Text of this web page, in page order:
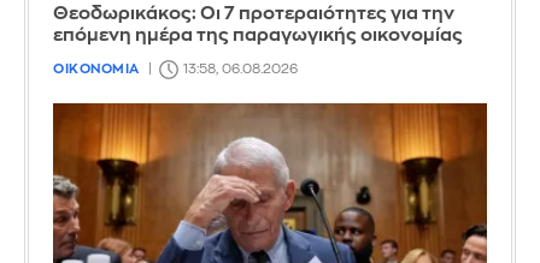
Θεοδωρικάκος: Οι 7 προτεραιότητες για την
επόμενη ημέρα της παραγωγικής οικονομίας
ΟΙΚΟΝΟΜΙΑ 13:58, 06.08.2026